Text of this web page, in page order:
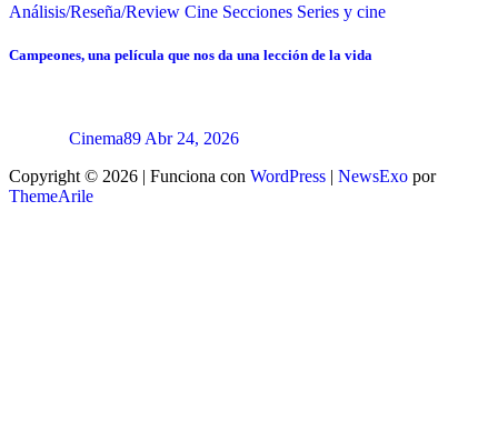
Análisis/Reseña/Review Cine Secciones Series y cine
Campeones, una película que nos da una lección de la vida
Cinema89 Abr 24, 2026
Copyright © 2026 | Funciona con WordPress | NewsExo por
ThemeArile